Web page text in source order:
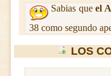
Sabias queel
38 como segundo
LOS